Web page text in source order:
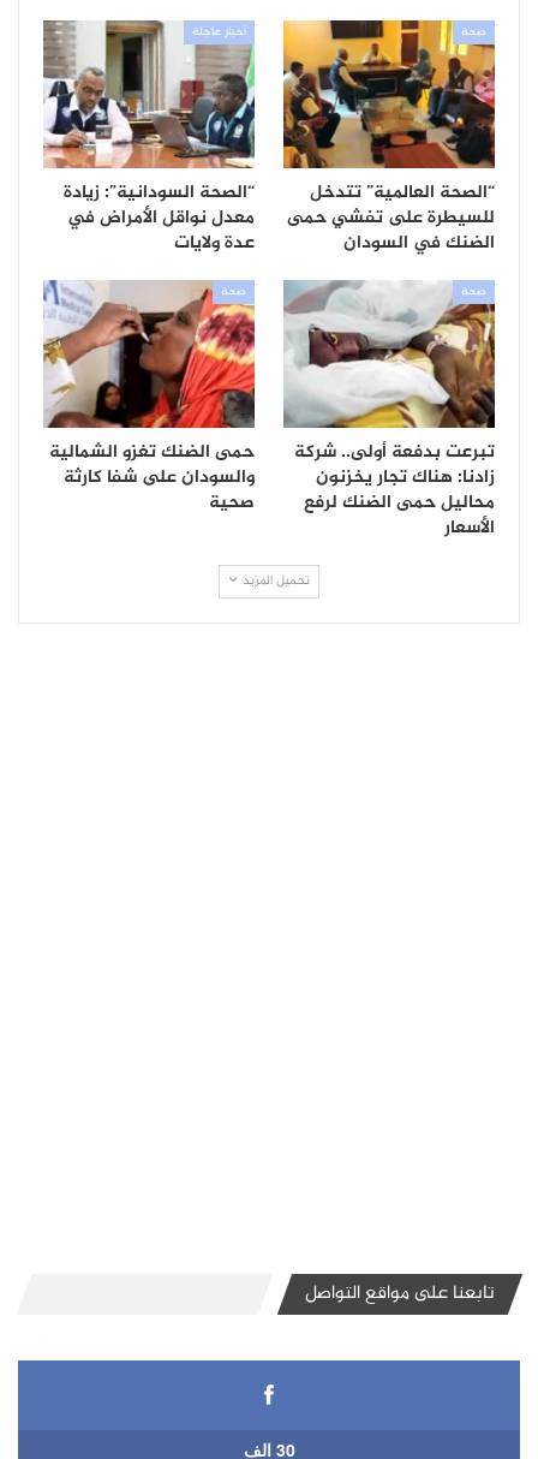
صحة
“الصحة العالمية” تتدخل
للسيطرة على تفشي حمى
الضنك في السودان
أخبار عاجلة
“الصحة السودانية”: زيادة
معدل نواقل الأمراض في
عدة ولايات
صحة
تبرعت بدفعة أولى.. شركة
زادنا: هناك تجار يخزنون
محاليل حمى الضنك لرفع
الأسعار
صحة
حمى الضنك تغزو الشمالية
والسودان على شفا كارثة
صحية
تحميل المزيد
تابعنا على مواقع التواصل
30 الف